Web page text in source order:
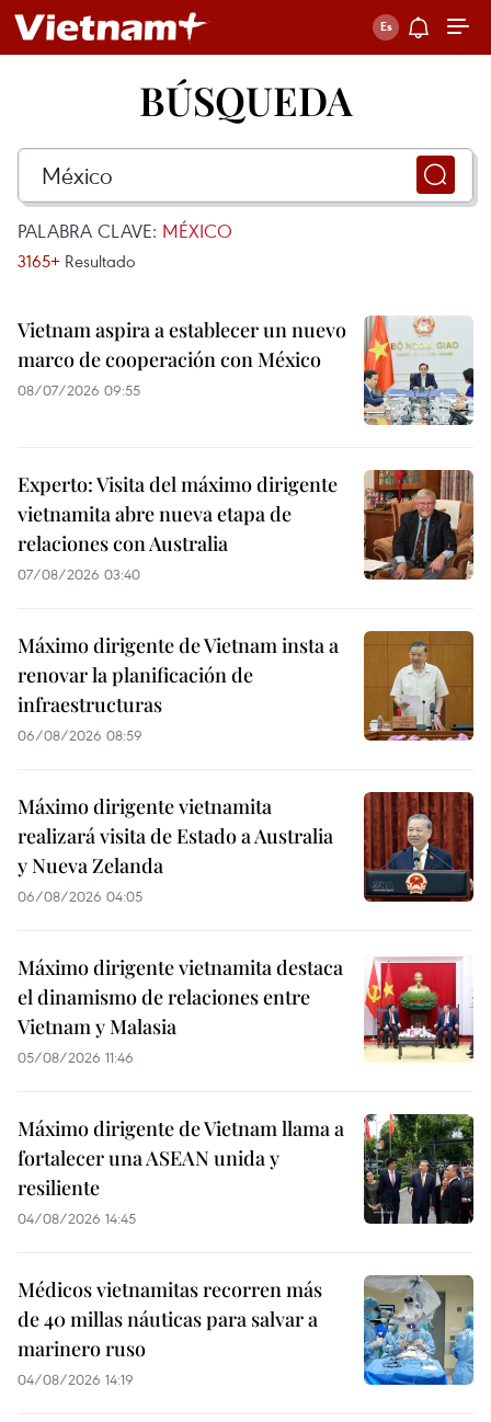
BÚSQUEDA
PALABRA CLAVE: MÉXICO
3165+ Resultado
Vietnam aspira a establecer un nuevo
marco de cooperación con México
08/07/2026 09:55
Experto: Visita del máximo dirigente
vietnamita abre nueva etapa de
relaciones con Australia
07/08/2026 03:40
Máximo dirigente de Vietnam insta a
renovar la planificación de
infraestructuras
06/08/2026 08:59
Máximo dirigente vietnamita
realizará visita de Estado a Australia
y Nueva Zelanda
06/08/2026 04:05
Máximo dirigente vietnamita destaca
el dinamismo de relaciones entre
Vietnam y Malasia
05/08/2026 11:46
Máximo dirigente de Vietnam llama a
fortalecer una ASEAN unida y
resiliente
04/08/2026 14:45
Médicos vietnamitas recorren más
de 40 millas náuticas para salvar a
marinero ruso
04/08/2026 14:19